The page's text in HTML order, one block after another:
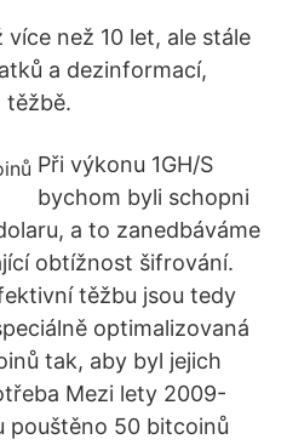
než 10 let, ale stále
a dezinformací,
těžbě.
Při výkonu 1GH/S
bychom byli schopni
a to zanedbáváme
obtížnost šifrování.
těžbu jsou tedy
optimalizovaná
tak, aby byl jejich
Mezi lety 2009-
pouštěno 50 bitcoinů